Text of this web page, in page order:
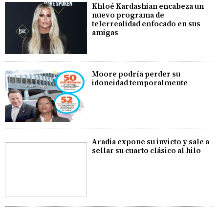
Khloé Kardashian encabeza un
nuevo programa de
telerrealidad enfocado en sus
amigas
Moore podría perder su
idoneidad temporalmente
Aradia expone su invicto y sale a
sellar su cuarto clásico al hilo